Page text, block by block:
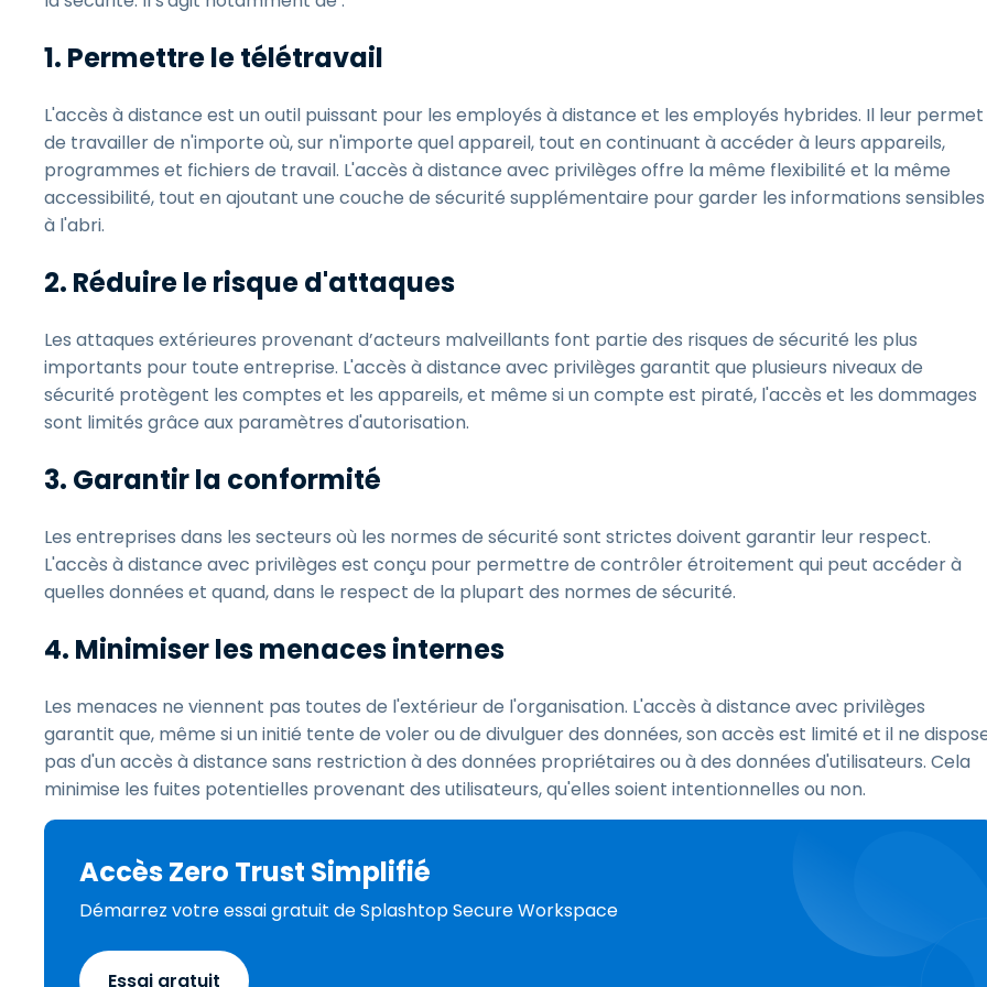
1. Permettre le télétravail
L'accès à distance est un outil puissant pour les employés à distance et les employés hybrides. Il leur permet
de travailler de n'importe où, sur n'importe quel appareil, tout en continuant à accéder à leurs appareils,
programmes et fichiers de travail. L'accès à distance avec privilèges offre la même flexibilité et la même
accessibilité, tout en ajoutant une couche de sécurité supplémentaire pour garder les informations sensibles
à l'abri.
2. Réduire le risque d'attaques
Les attaques extérieures provenant d’acteurs malveillants font partie des risques de sécurité les plus
importants pour toute entreprise. L'accès à distance avec privilèges garantit que plusieurs niveaux de
sécurité protègent les comptes et les appareils, et même si un compte est piraté, l'accès et les dommages
sont limités grâce aux paramètres d'autorisation.
3. Garantir la conformité
Les entreprises dans les secteurs où les normes de sécurité sont strictes doivent garantir leur respect.
L'accès à distance avec privilèges est conçu pour permettre de contrôler étroitement qui peut accéder à
quelles données et quand, dans le respect de la plupart des normes de sécurité.
4. Minimiser les menaces internes
Les menaces ne viennent pas toutes de l'extérieur de l'organisation. L'accès à distance avec privilèges
garantit que, même si un initié tente de voler ou de divulguer des données, son accès est limité et il ne
pas d'un accès à distance sans restriction à des données propriétaires ou à des données d'utilisateurs. Cela
minimise les fuites potentielles provenant des utilisateurs, qu'elles soient intentionnelles ou non.
Accès Zero Trust Simplifié
Démarrez votre essai gratuit de Splashtop Secure Workspace
Essai gratuit